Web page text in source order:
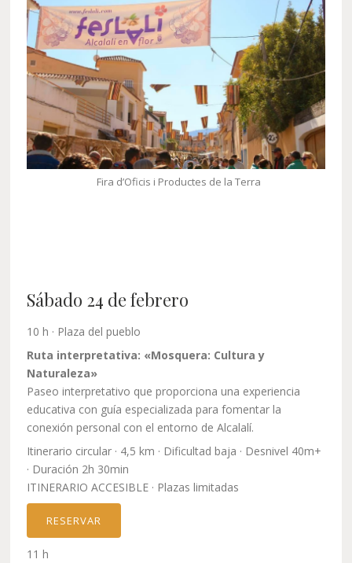
Fira d’Oficis i Productes de la Terra
Sábado 24 de febrero
10 h · Plaza del pueblo
Ruta interpretativa: «Mosquera: Cultura y
Naturaleza»
Paseo interpretativo que proporciona una experiencia
educativa con guía especializada para fomentar la
conexión personal con el entorno de Alcalalí.
Itinerario circular · 4,5 km · Dificultad baja · Desnivel 40m+
· Duración 2h 30min
ITINERARIO ACCESIBLE · Plazas limitadas
RESERVAR
11 h